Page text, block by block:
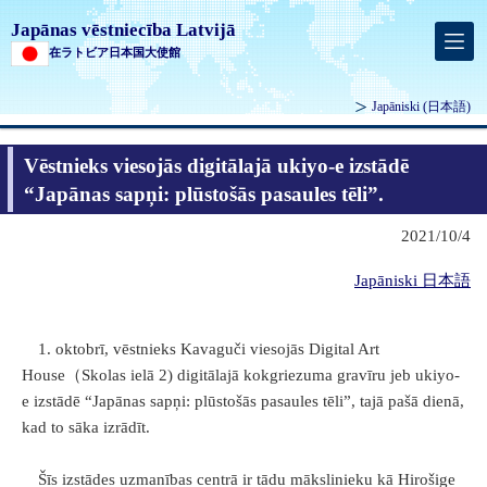
Japānas vēstniecība Latvijā
在ラトビア日本国大使館
Japāniski (日本語)
Vēstnieks viesojās digitālajā ukiyo-e izstādē
“Japānas sapņi: plūstošās pasaules tēli”.
2021/10/4
Japāniski 日本語
1. oktobrī, vēstnieks Kavaguči viesojās Digital Art
House（Skolas ielā 2) digitālajā kokgriezuma gravīru jeb ukiyo-
e izstādē “Japānas sapņi: plūstošās pasaules tēli”, tajā pašā dienā,
kad to sāka izrādīt.
Šīs izstādes uzmanības centrā ir tādu mākslinieku kā Hirošige